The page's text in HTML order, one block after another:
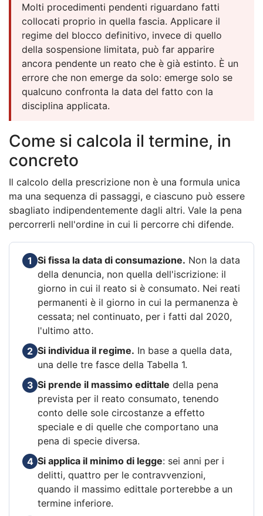
Molti procedimenti pendenti riguardano fatti
collocati proprio in quella fascia. Applicare il
regime del blocco definitivo, invece di quello
della sospensione limitata, può far apparire
ancora pendente un reato che è già estinto. È un
errore che non emerge da solo: emerge solo se
qualcuno confronta la data del fatto con la
disciplina applicata.
Come si calcola il termine, in
concreto
Il calcolo della prescrizione non è una formula unica
ma una sequenza di passaggi, e ciascuno può essere
sbagliato indipendentemente dagli altri. Vale la pena
percorrerli nell'ordine in cui li percorre chi difende.
1 Si fissa la data di consumazione. Non la data
della denuncia, non quella dell'iscrizione: il
giorno in cui il reato si è consumato. Nei reati
permanenti è il giorno in cui la permanenza è
cessata; nel continuato, per i fatti dal 2020,
l'ultimo atto.
2 Si individua il regime. In base a quella data,
una delle tre fasce della Tabella 1.
3 Si prende il massimo edittale della pena
prevista per il reato consumato, tenendo
conto delle sole circostanze a effetto
speciale e di quelle che comportano una
pena di specie diversa.
4 Si applica il minimo di legge: sei anni per i
delitti, quattro per le contravvenzioni,
quando il massimo edittale porterebbe a un
termine inferiore.